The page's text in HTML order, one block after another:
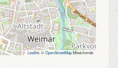
Leaflet , ©OpenStreetMapMitwirkende